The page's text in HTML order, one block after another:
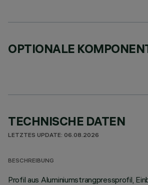
OPTIONALE
TECHNISCHE DATEN
LETZTES UPDATE: 06.08.2026
BESCHREIBUNG
Profil aus Aluminiumstrangpressprofil,